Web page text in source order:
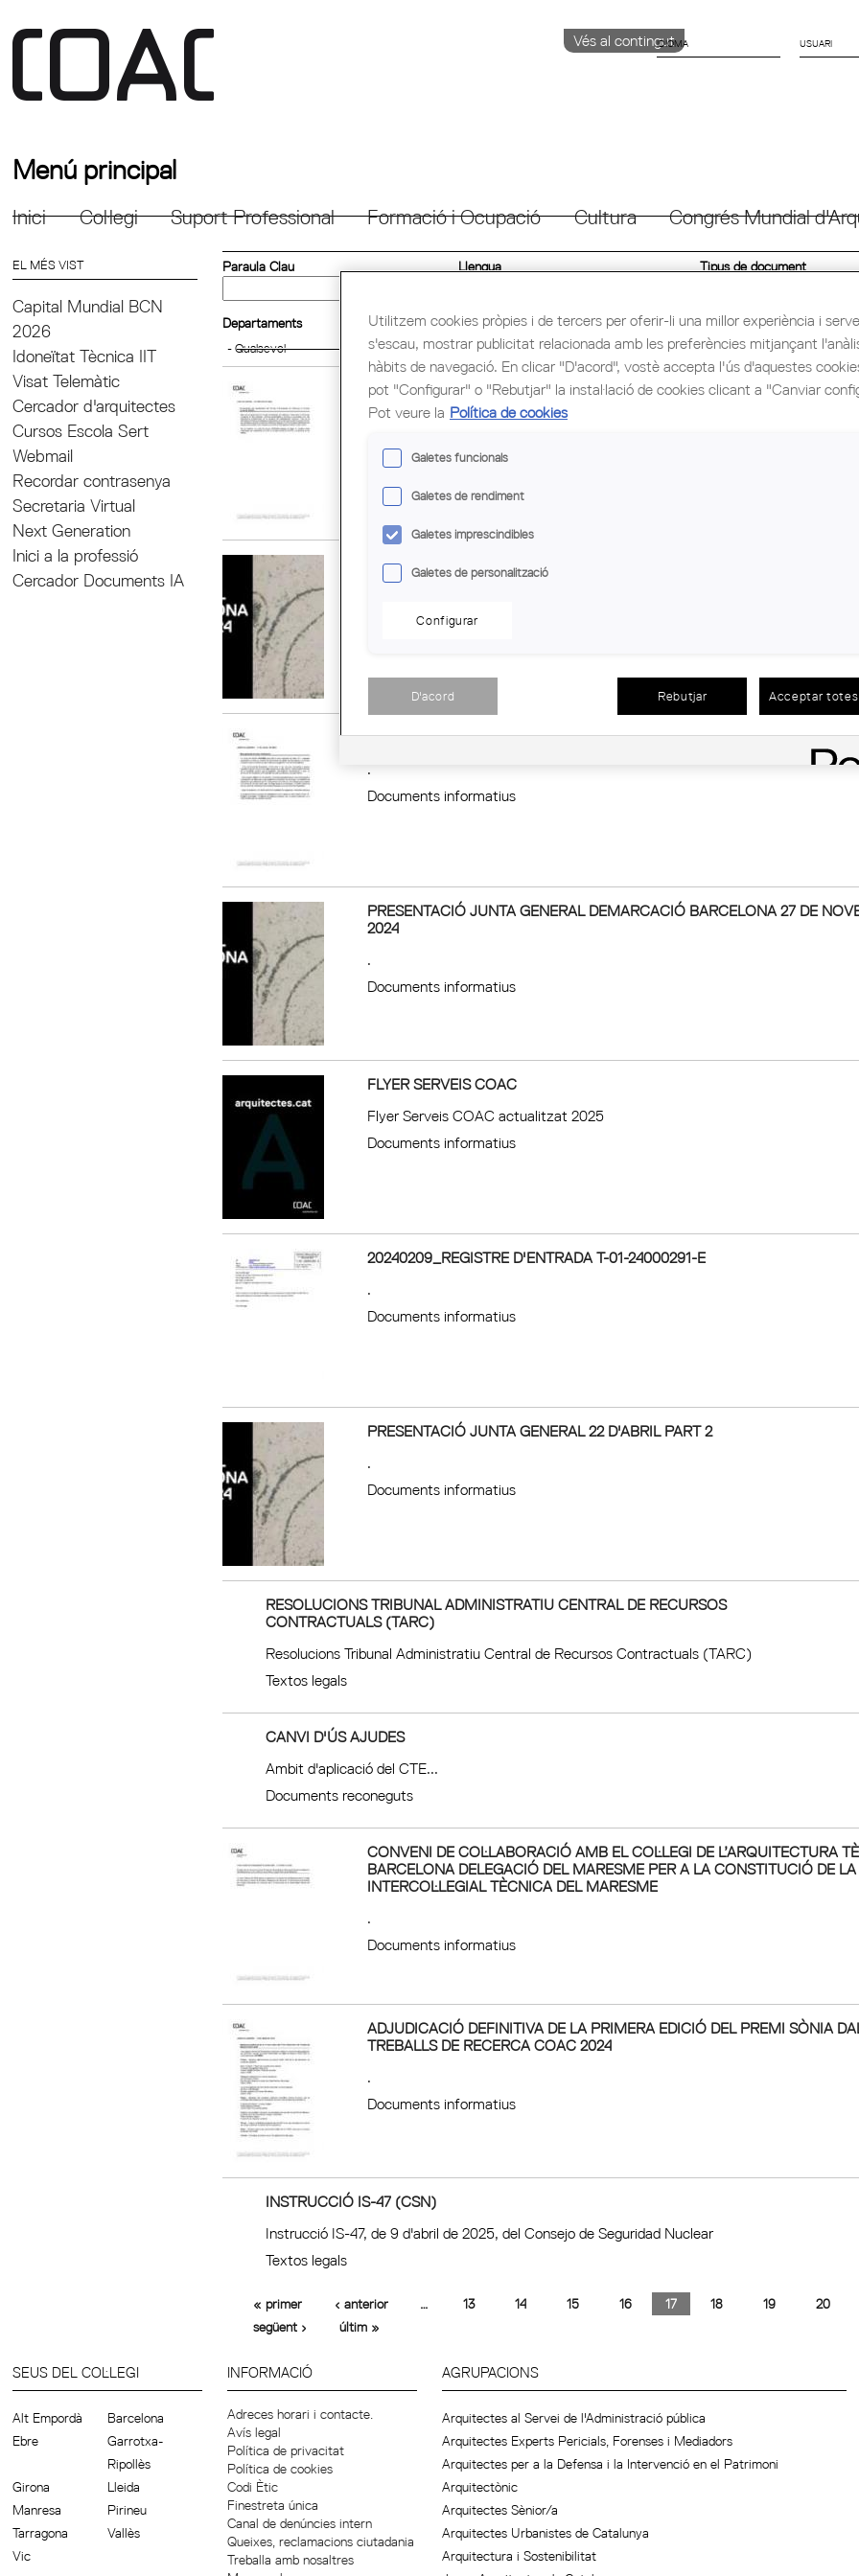
Vés al contingut
IDIOMA
Menú principal
Inici Col·legi Suport Professional Formació i Ocupació Cultura Congrés Mundial
EL MÉS VIST
Capital Mundial BCN
2026
Idoneïtat Tècnica IIT
Visat Telemàtic
Cercador d'arquitectes
Cursos Escola Sert
Webmail
Recordar contrasenya
Secretaria Virtual
Next Generation
Inici a la professió
Cercador Documents IA
Paraula Clau Llengua Tipus de document
Departaments
No vigents
20231018_OGV_APV-10-ACORD-NOMENAMENT-REPRESENTANT-COAC-
.
Documents informatius
PRESENTACIÓ JUNTA GENERAL 22 D'ABRIL 1A PART
Documents informatius
NOVA APLICACIÓ DE VISAT. FACTURACIÓ
.
Documents informatius
PRESENTACIÓ JUNTA GENERAL DEMARCACIÓ BARCELONA 27 DE
2024
.
Documents informatius
FLYER SERVEIS COAC
Flyer Serveis COAC actualitzat 2025
Documents informatius
20240209_REGISTRE D'ENTRADA T-01-24000291-E
.
Documents informatius
PRESENTACIÓ JUNTA GENERAL 22 D'ABRIL PART 2
.
Documents informatius
RESOLUCIONS TRIBUNAL ADMINISTRATIU CENTRAL DE RECURSOS
CONTRACTUALS (TARC)
Resolucions Tribunal Administratiu Central de Recursos Contractuals (TARC)
Textos legals
CANVI D'ÚS AJUDES
Ambit d'aplicació del CTE...
Documents reconeguts
CONVENI DE COL·LABORACIÓ AMB EL COL·LEGI DE L’ARQUITECTURA
BARCELONA DELEGACIÓ DEL MARESME PER A LA CONSTITUCIÓ DE LA
INTERCOL·LEGIAL TÈCNICA DEL MARESME
.
Documents informatius
ADJUDICACIÓ DEFINITIVA DE LA PRIMERA EDICIÓ DEL PREMI SÒNIA
TREBALLS DE RECERCA COAC 2024
.
Documents informatius
INSTRUCCIÓ IS-47 (CSN)
Instrucció IS-47, de 9 d'abril de 2025, del Consejo de Seguridad Nuclear
Textos legals
« primer ‹ anterior … 13 14 15 16 17 18 19 20
següent ›
últim »
SEUS DEL COL·LEGI
Alt Empordà
Barcelona
Ebre
Garrotxa-
Ripollès
Girona
Lleida
Manresa
Pirineu
Tarragona
Vallès
Vic
INFORMACIÓ
Adreces horari i contacte.
Avís legal
Política de privacitat
Política de cookies
Codi Ètic
Finestreta única
Canal de denúncies intern
Queixes, reclamacions ciutadania
Treballa amb nosaltres
AGRUPACIONS
Arquitectes al Servei de l'Administració pública
Arquitectes Experts Pericials, Forenses i Mediadors
Arquitectes per a la Defensa i la Intervenció en el Patrimoni
Arquitectònic
Arquitectes Sènior/a
Arquitectes Urbanistes de Catalunya
Arquitectura i Sostenibilitat
Utilitzem cookies pròpies i de tercers per oferir-li una millor experiència i
s'escau, mostrar publicitat relacionada amb les preferències mitjançant
hàbits de navegació. En clicar "D'acord", vostè accepta l'ús d'aquestes
pot "Configurar" o "Rebutjar" la instal·lació de cookies clicant a "Canviar
Pot veure la Política de cookies
Galetes funcionals
Galetes de rendiment
Galetes imprescindibles
Galetes de personalització
Configurar
D'acord Rebutjar Acceptar